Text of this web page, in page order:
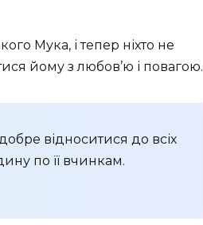
Мука, і тепер ніхто не
йому з любов’ю і повагою.
відноситися до всіх
по її вчинкам.